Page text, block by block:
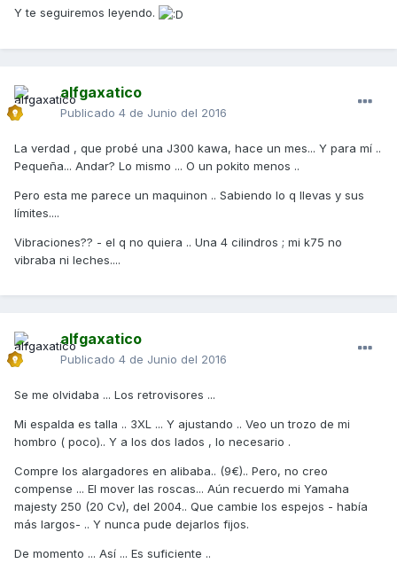
Y te seguiremos leyendo.
alfgaxatico
Publicado 4 de Junio del 2016
La verdad , que probé una J300 kawa, hace un mes... Y para mí ..
Pequeña... Andar? Lo mismo ... O un pokito menos ..
Pero esta me parece un maquinon .. Sabiendo lo q llevas y sus
límites....
Vibraciones?? - el q no quiera .. Una 4 cilindros ; mi k75 no
vibraba ni leches....
alfgaxatico
Publicado 4 de Junio del 2016
Se me olvidaba ... Los retrovisores ...
Mi espalda es talla .. 3XL ... Y ajustando .. Veo un trozo de mi
hombro ( poco).. Y a los dos lados , lo necesario .
Compre los alargadores en alibaba.. (9€).. Pero, no creo
compense ... El mover las roscas... Aún recuerdo mi Yamaha
majesty 250 (20 Cv), del 2004.. Que cambie los espejos - había
más largos- .. Y nunca pude dejarlos fijos.
De momento ... Así ... Es suficiente ..